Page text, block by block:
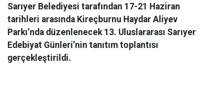
Sarıyer Belediyesi tarafından 17-21 Haziran
tarihleri arasında Kireçburnu Haydar Aliyev
Parkı’nda düzenlenecek 13. Uluslararası Sarıyer
Edebiyat Günleri’nin tanıtım toplantısı
gerçekleştirildi.